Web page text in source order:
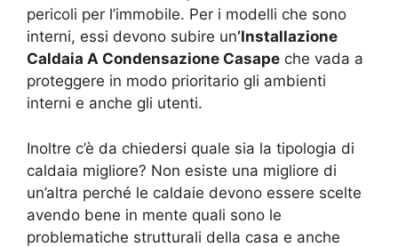
pericoli per l’immobile. Per i modelli che sono
interni, essi devono subire un’Installazione
Caldaia A Condensazione Casape che vada a
proteggere in modo prioritario gli ambienti
interni e anche gli utenti.
Inoltre c’è da chiedersi quale sia la tipologia di
caldaia migliore? Non esiste una migliore di
un’altra perché le caldaie devono essere scelte
avendo bene in mente quali sono le
problematiche strutturali della casa e anche